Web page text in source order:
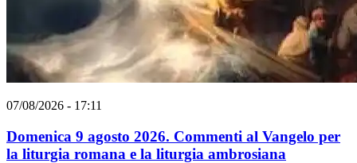
07/08/2026 - 17:11
Domenica 9 agosto 2026. Commenti al Vangelo per
la liturgia romana e la liturgia ambrosiana